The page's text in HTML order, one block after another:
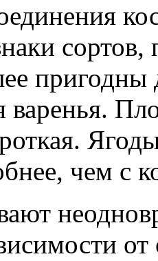
пригодны
варенья.
чем с